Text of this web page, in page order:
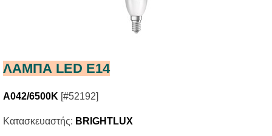
ΛΑΜΠΑ LED E14
A042/6500K [#52192]
Κατασκευαστής: BRIGHTLUX